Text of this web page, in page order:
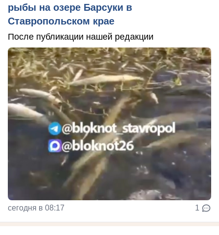
рыбы на озере Барсуки в
Ставропольском крае
После публикации нашей редакции
сегодня в 08:17 1